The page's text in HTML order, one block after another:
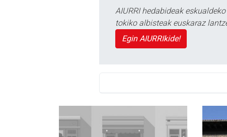
AIURRI hedabideak
tokiko albisteak euskaraz
Egin AIURRIkide!